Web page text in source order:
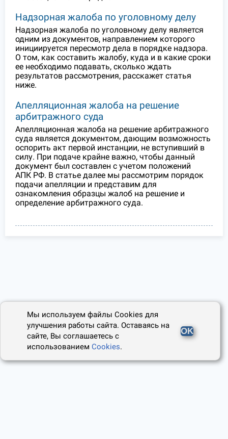
Надзорная жалоба по уголовному делу
Надзорная жалоба по уголовному делу является
одним из документов, направлением которого
инициируется пересмотр дела в порядке надзора.
О том, как составить жалобу, куда и в какие сроки
ее необходимо подавать, сколько ждать
результатов рассмотрения, расскажет статья
ниже.
Апелляционная жалоба на решение
арбитражного суда
Апелляционная жалоба на решение арбитражного
суда является документом, дающим возможность
оспорить акт первой инстанции, не вступивший в
силу. При подаче крайне важно, чтобы данный
документ был составлен с учетом положений
АПК РФ. В статье далее мы рассмотрим порядок
подачи апелляции и представим для
ознакомления образцы жалоб на решение и
определение арбитражного суда.
Мы используем файлы Cookies для
улучшения работы сайта. Оставаясь на
сайте, Вы соглашаетесь с
использованиемCookies.
OK